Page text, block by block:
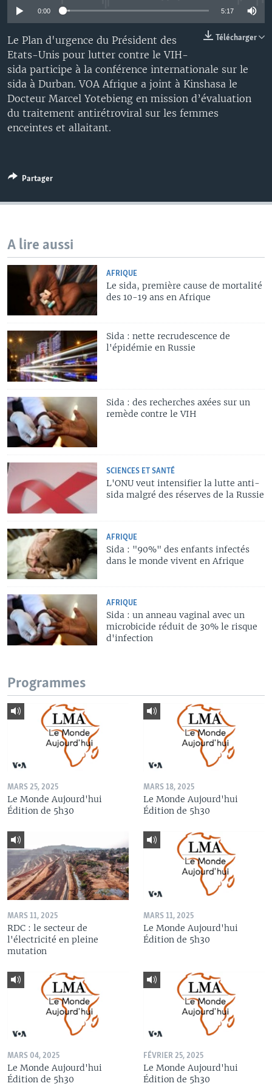
0:00 5:17
Télécharger
Le Plan d'urgence du Président des
Etats-Unis pour lutter contre le VIH-
sida participe à la conférence internationale sur le
sida à Durban. VOA Afrique a joint à Kinshasa le
Docteur Marcel Yotebieng en mission d’évaluation
du traitement antirétroviral sur les femmes
enceintes et allaitant.
Partager
A lire aussi
AFRIQUE
Le sida, première cause de mortalité
des 10-19 ans en Afrique
Sida : nette recrudescence de
l'épidémie en Russie
Sida : des recherches axées sur un
remède contre le VIH
SCIENCES ET SANTÉ
L'ONU veut intensifier la lutte anti-
sida malgré des réserves de la Russie
AFRIQUE
Sida : "90%" des enfants infectés
dans le monde vivent en Afrique
AFRIQUE
Sida : un anneau vaginal avec un
microbicide réduit de 30% le risque
d'infection
Programmes
MARS 25, 2025
Le Monde Aujourd'hui
Édition de 5h30
MARS 18, 2025
Le Monde Aujourd'hui
Édition de 5h30
MARS 11, 2025
RDC : le secteur de
l'électricité en pleine
mutation
MARS 11, 2025
Le Monde Aujourd'hui
Édition de 5h30
MARS 04, 2025
Le Monde Aujourd'hui
Édition de 5h30
FÉVRIER 25, 2025
Le Monde Aujourd'hui
Édition de 5h30